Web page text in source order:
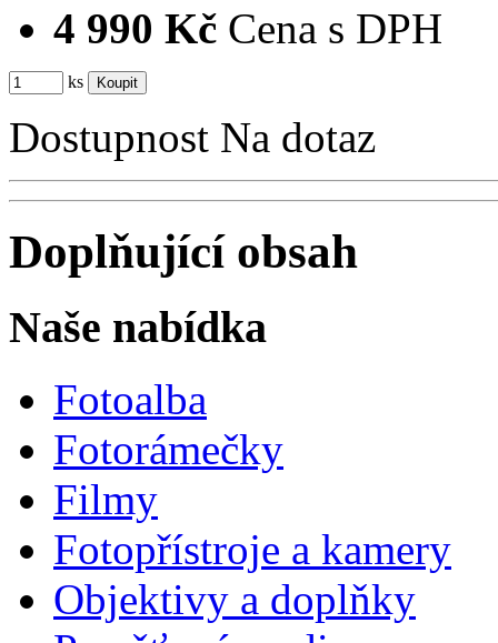
4 990 Kč Cena s DPH
ks
Dostupnost Na dotaz
Doplňující obsah
Naše nabídka
Fotoalba
Fotorámečky
Filmy
Fotopřístroje a kamery
Objektivy a doplňky